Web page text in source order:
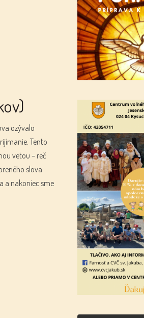
ozývalo
Tento
vetou – reč
slova
a nakoniec sme